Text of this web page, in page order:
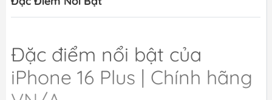
Đặc điểm nổi bật của
iPhone 16 Plus | Chính hãng